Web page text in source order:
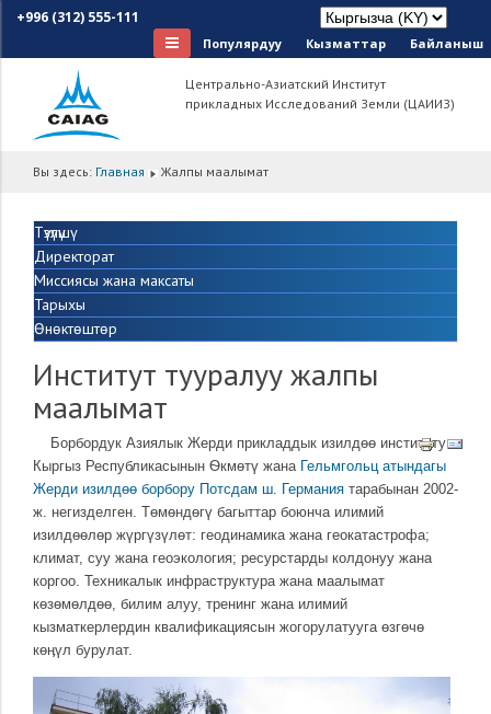
+996 (312) 555-111
Популярдуу Кызматтар Байланыш
Центрально-Азиатский Институт
прикладных Исследований Земли (ЦАИИЗ)
Вы здесь: Главная Жалпы маалымат
Түзүлүшү
Директорат
Миссиясы жана максаты
Тарыхы
Өнөктөштөр
Институт тууралуу жалпы
маалымат
Борбордук Азиялык Жерди прикладдык изилдѳѳ институту
Кыргыз Республикасынын Ѳкмѳтү жана Гельмгольц атындагы
Жерди изилдѳѳ борбору Потсдам ш. Германия тарабынан 2002-
ж. негизделген. Тѳмѳндѳгү багыттар боюнча илимий
изилдѳѳлѳр жүргүзүлѳт: геодинамика жана геокатастрофа;
климат, суу жана геоэкология; ресурстарды колдонуу жана
коргоо. Техникалык инфраструктура жана маалымат
кѳзѳмѳлдѳѳ, билим алуу, тренинг жана илимий
кызматкерлердин квалификациясын жогорулатууга ѳзгѳчѳ
кѳӊүл бурулат.